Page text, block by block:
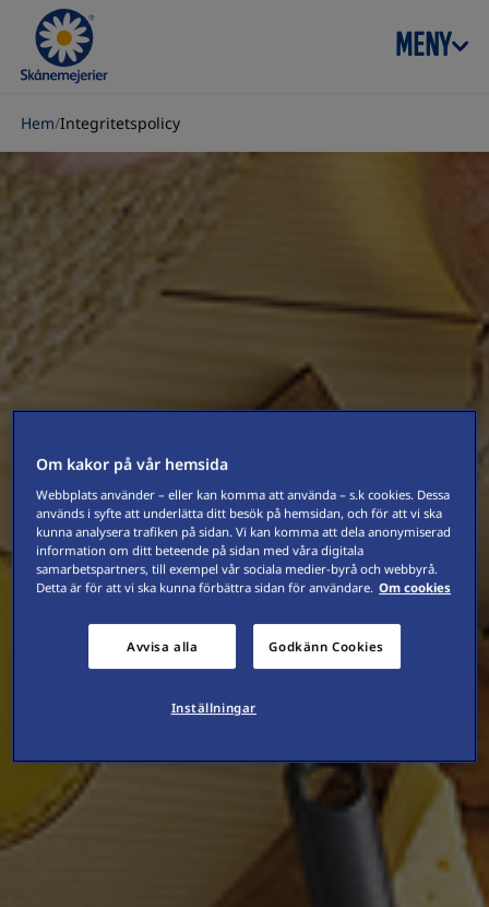
Skip to content
MENY
Hem/Integritetspolicy
Om kakor på vår hemsida
Webbplats använder – eller kan komma att använda – s.k cookies. Dessa
används i syfte att underlätta ditt besök på hemsidan, och för att vi ska
kunna analysera trafiken på sidan. Vi kan komma att dela anonymiserad
information om ditt beteende på sidan med våra digitala
samarbetspartners, till exempel vår sociala medier-byrå och webbyrå.
Detta är för att vi ska kunna förbättra sidan för användare. Om cookies
Avvisa alla Godkänn Cookies
Inställningar